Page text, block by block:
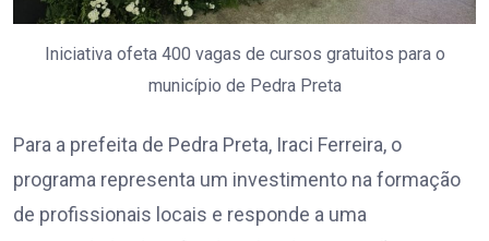
Iniciativa ofeta 400 vagas de cursos gratuitos para o
município de Pedra Preta
Para a prefeita de Pedra Preta, Iraci Ferreira, o
programa representa um investimento na formação
de profissionais locais e responde a uma